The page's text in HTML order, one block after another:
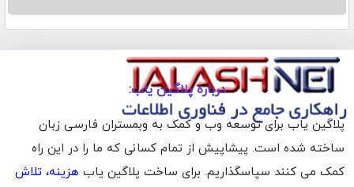
درباره پلاگین یاب:
پلاگین یاب برای توسعه وب و کمک به وبمستران فارسی زبان
ساخته شده است. پیشاپیش از تمام کسانی که ما را در این راه
کمک می کنند سپاسگذاریم. برای ساخت پلاگین یاب هزینه، تلاش